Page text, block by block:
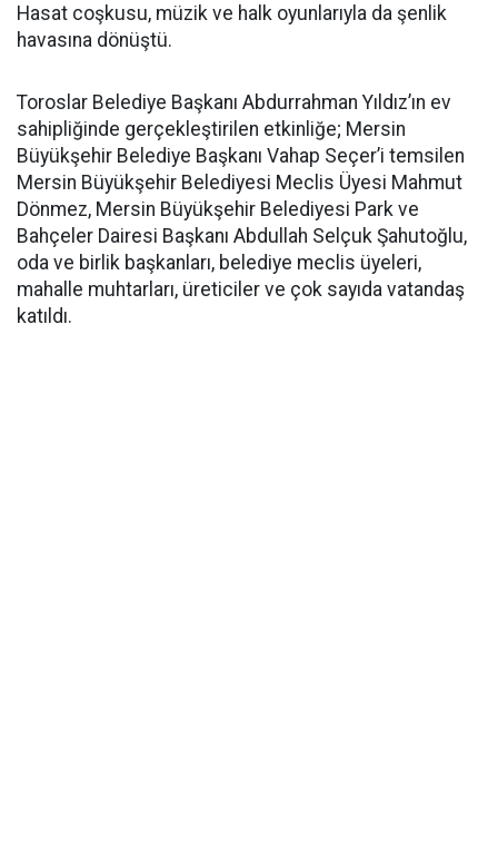
Hasat coşkusu, müzik ve halk oyunlarıyla da şenlik
havasına dönüştü.
Toroslar Belediye Başkanı Abdurrahman Yıldız’ın ev
sahipliğinde gerçekleştirilen etkinliğe; Mersin
Büyükşehir Belediye Başkanı Vahap Seçer’i temsilen
Mersin Büyükşehir Belediyesi Meclis Üyesi Mahmut
Dönmez, Mersin Büyükşehir Belediyesi Park ve
Bahçeler Dairesi Başkanı Abdullah Selçuk Şahutoğlu,
oda ve birlik başkanları, belediye meclis üyeleri,
mahalle muhtarları, üreticiler ve çok sayıda vatandaş
katıldı.